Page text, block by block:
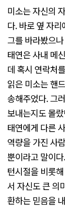
미소는 자신의
다. 바로 옆 자
그를 바라봤으
태연은 사내 메
데 혹시 연락처
읽은 미소는 핸
송해주었다. 그
보내는지도 몰
태연에게 다른
역량을 가진 사
뿐이라고 말이
턴시절을 비롯
서 자신도 큰 의
환하는 믿음을